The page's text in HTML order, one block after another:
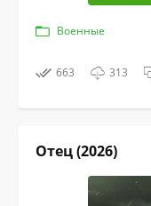
Военные
663 313
Отец (2026)